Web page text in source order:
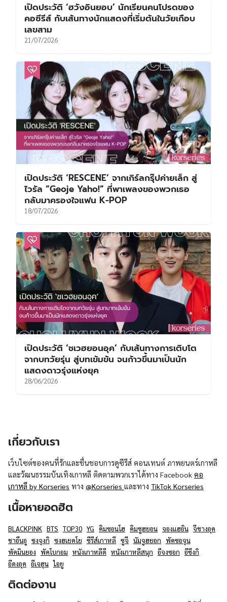
เปิดประวัติ ‘ฮวังอินยอบ’ นักเรียนคนโปรดของ
คอซีรีส์ กับเส้นทางนักแสดงที่เริ่มต้นในวัยเกือบ
เลขสาม
21/07/2026
เปิดประวัติ ‘RESCENE’ จากเกิร์ลกรุ๊ปค่ายเล็ก สู่
ไวรัล “Geoje Yaho!” ที่พาเพลงของพวกเธอ
กลับมาครองใจแฟน K-POP
18/07/2026
เปิดประวัติ ‘ชเวฮยอนอุค’ กับเส้นทางการเติบโต
จากบทวัยรุ่น สู่บทเข้มข้น จนก้าวขึ้นมาเป็นนัก
แสดงดาวรุ่งแห่งยุค
28/06/2026
เกี่ยวกับเรา
เว็บไซต์ของคนที่รักและชื่นชอบการดูซีรีส์ คอนเทนต์ ภาพยนตร์เกาหลี
และวัฒนธรรมบันเทิงเกาหลี ติดตามพวกเราได้ทาง Facebook คอ
เกาหลี by Korseries ทาง @Korseries และทาง TikTok Korseries
เนื้อหายอดฮิต
BLACKPINK BTS TOP30 YG คิมซอนโฮ คิมซูฮยอน จองแฮอิน จีชางอุค
ชาอึนอู ซงจุงกิ ซงฮเยคโย ซีรีส์เกาหลี ซูจี นัมจูฮยอก พัคซอจุน
พัคมินยอง พัคโบกอม หนังเกาหลีดี หนังเกาหลีสนุก อีจงซอก อีซึงกิ
อีดงอุค อีเจฮุน ไอยู
ติดต่องาน